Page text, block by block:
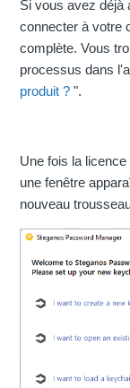
Si vous avez déjà
connecter à votre
complète. Vous
processus dans
produit ? ".
Une fois la
une fenêtre
nouveau